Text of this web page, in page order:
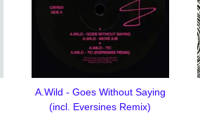
A.Wild - Goes Without Saying
(incl. Eversines Remix)